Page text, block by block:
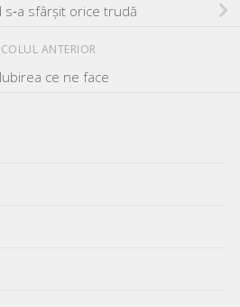
s‑a sfârşit orice trudă
ANTERIOR
ce ne face